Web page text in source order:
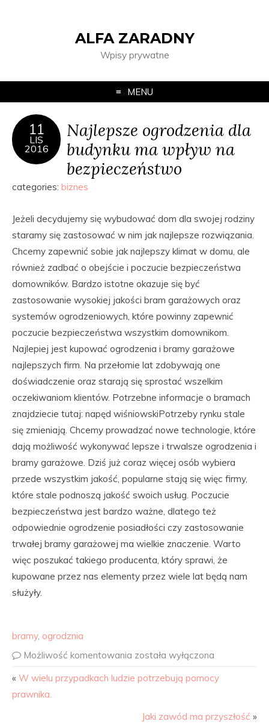
ALFA ZARADNY
Wpisy prywatne
MENU
11
LIS
2016
Najlepsze ogrodzenia dla
budynku ma wpływ na
bezpieczeństwo
categories: biznes
Jeżeli decydujemy się wybudować dom dla swojej rodziny
staramy się zastosować w nim jak najlepsze rozwiązania.
Chcemy zapewnić sobie jak najlepszy klimat w domu, ale
również zadbać o obejście i poczucie bezpieczeństwa
domowników. Bardzo istotne okazuje się być
zastosowanie wysokiej jakości bram garażowych oraz
systemów ogrodzeniowych, które powinny zapewnić
poczucie bezpieczeństwa wszystkim domownikom.
Najlepiej jest kupować ogrodzenia i bramy garażowe
najlepszych firm. Na przełomie lat zdobywają one
doświadczenie oraz starają się sprostać wszelkim
oczekiwaniom klientów. Potrzebne informacje o bramach
znajdziecie tutaj: napęd wiśniowskiPotrzeby rynku stale
się zmieniają. Chcemy prowadzać nowe technologie, które
dają możliwość wykonywać lepsze i trwalsze ogrodzenia i
bramy garażowe. Dziś już coraz więcej osób wybiera
przede wszystkim jakość, popularne stają się więc firmy,
które stale podnoszą jakość swoich usług. Poczucie
bezpieczeństwa jest bardzo ważne, dlatego też
odpowiednie ogrodzenie posiadłości czy zastosowanie
trwałej bramy garażowej ma wielkie znaczenie. Warto
więc poszukać takiego producenta, który sprawi, że
kupowane przez nas elementy przez wiele lat będą nam
służyły.
bramy, ogrodznia
Możliwość komentowania została wyłączona
« W wielu przypadkach ludzie potrzebują pomocy
prawnika.
Jaki zawód ma przyszłość »